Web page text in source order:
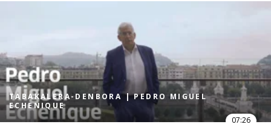
TABAKALERA-DENBORA | PEDRO MIGUEL
ECHENIQUE
07:26